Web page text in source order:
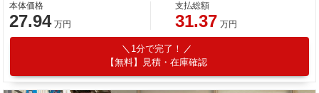
本体価格
27.94 万円
支払総額
31.37 万円
1分で完了！
【無料】見積・在庫確認